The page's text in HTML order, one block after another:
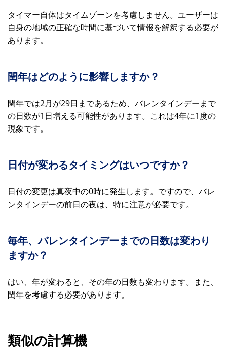
タイマー自体はタイムゾーンを考慮しません。ユーザーは
自身の地域の正確な時間に基づいて情報を解釈する必要が
あります。
閏年はどのように影響しますか？
閏年では2月が29日まであるため、バレンタインデーまで
の日数が1日増える可能性があります。これは4年に1度の
現象です。
日付が変わるタイミングはいつですか？
日付の変更は真夜中の0時に発生します。ですので、バレ
ンタインデーの前日の夜は、特に注意が必要です。
毎年、バレンタインデーまでの日数は変わり
ますか？
はい、年が変わると、その年の日数も変わります。また、
閏年を考慮する必要があります。
類似の計算機